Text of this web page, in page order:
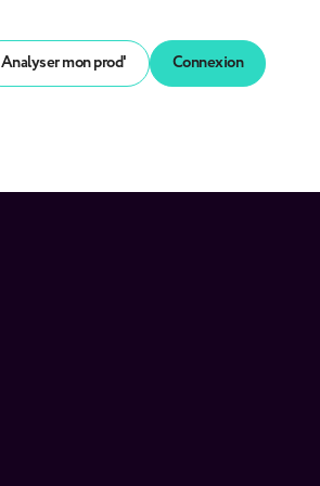
Analyser mon prod' Connexion